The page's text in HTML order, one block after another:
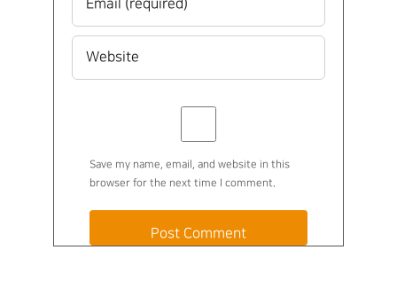
Save my name, email, and website in this
browser for the next time I comment.